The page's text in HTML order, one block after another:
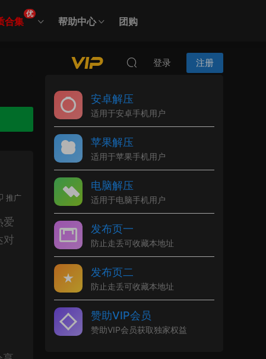
合集
优
帮助中心 团购
登录 注册
推广
爱
对
安卓解压
适用于安卓手机用户
苹果解压
适用于苹果手机用户
电脑解压
适用于电脑手机用户
发布页一
防止走丢可收藏本地址
发布页二
防止走丢可收藏本地址
赞助VIP会员
赞助VIP会员获取独家权益